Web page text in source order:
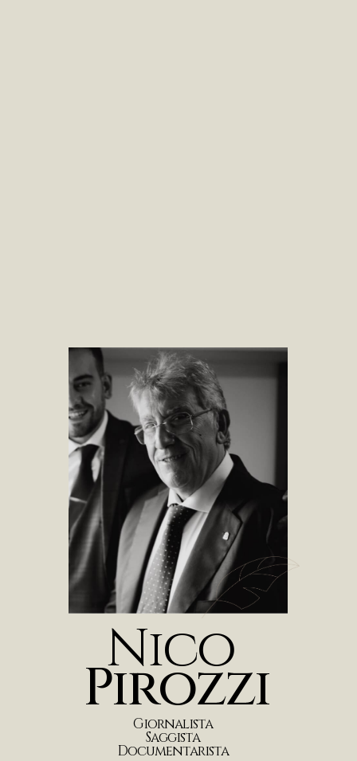
Nico
Giornalista
Saggista
Documentarista
Pirozzi